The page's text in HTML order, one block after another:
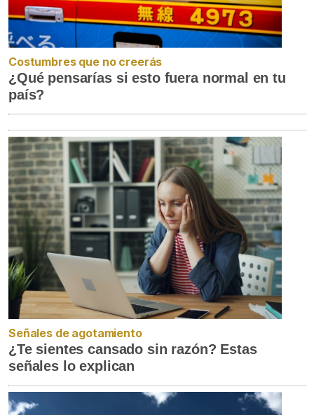
Costumbres que no creerás
¿Qué pensarías si esto fuera normal en tu
país?
Señales de agotamiento
¿Te sientes cansado sin razón? Estas
señales lo explican